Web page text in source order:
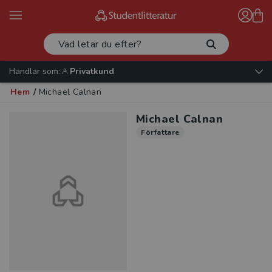
Handlar som:
Privatkund
Hem / Michael Calnan
Michael Calnan
Författare